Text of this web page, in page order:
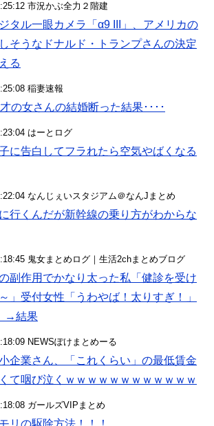
市況かぶ全力２階建
タル一眼カメラ「α9 III」、アメリカの
そうなドナルド・トランプさんの決定
る
稲妻速報
才の女さんの結婚断った結果････
はーとログ
に告白してフラれたら空気やばくなる
なんじぇいスタジアム＠なんJまとめ
行くんだが新幹線の乗り方がわからな
鬼女まとめログ｜生活2chまとめブログ
の副作用でかなり太った私「健診を受け
」受付女性「うわやば！太りすぎ！」
→結果
NEWSぽけまとめーる
小企業さん、「これくらい」の最低賃金
て咽び泣くｗｗｗｗｗｗｗｗｗｗｗｗ
ガールズVIPまとめ
リの駆除方法！！！